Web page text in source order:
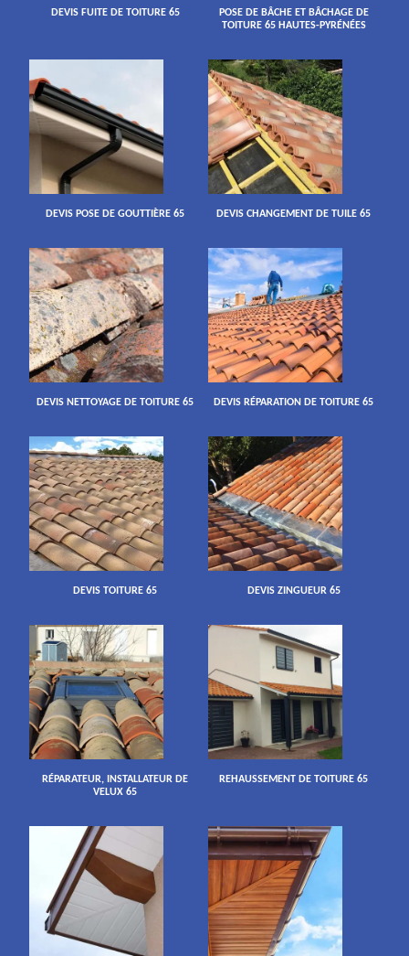
DEVIS FUITE DE TOITURE 65
POSE DE BÂCHE ET BÂCHAGE DE
TOITURE 65 HAUTES-PYRÉNÉES
DEVIS POSE DE GOUTTIÈRE 65 DEVIS CHANGEMENT DE TUILE 65
DEVIS NETTOYAGE DE TOITURE 65 DEVIS RÉPARATION DE TOITURE 65
DEVIS TOITURE 65 DEVIS ZINGUEUR 65
RÉPARATEUR, INSTALLATEUR DE
VELUX 65
REHAUSSEMENT DE TOITURE 65